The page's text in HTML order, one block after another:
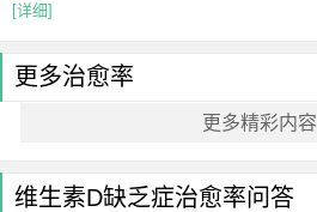
[详细]
更多治愈率
更多精彩内容
维生素D缺乏症治愈率问答